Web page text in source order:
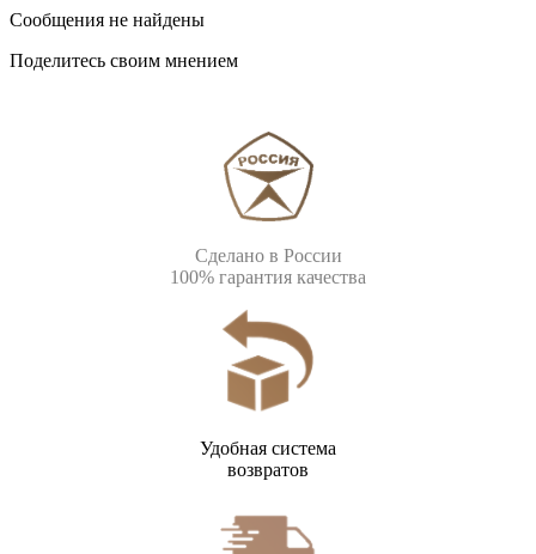
Сообщения не найдены
Поделитесь своим мнением
Сделано в России
100% гарантия качества
Удобная система
возвратов